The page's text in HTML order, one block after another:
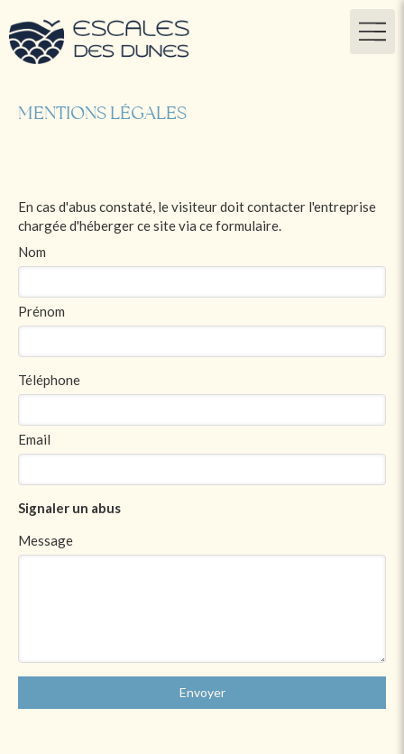
MENTIONS LÉGALES
En cas d'abus constaté, le visiteur doit contacter l'entreprise
chargée d'héberger ce site via ce formulaire.
Nom
Prénom
Téléphone
Email
Signaler un abus
Message
Envoyer